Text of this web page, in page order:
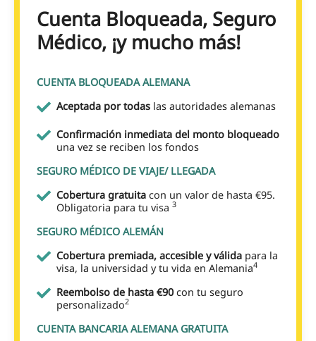
Cuenta Bloqueada, Seguro
Médico, ¡y mucho más!
CUENTA BLOQUEADA ALEMANA
Aceptada por todas las autoridades alemanas
Confirmación inmediata del monto bloqueado
una vez se reciben los fondos
SEGURO MÉDICO DE VIAJE/ LLEGADA
Cobertura gratuita con un valor de hasta €95.
Obligatoria para tu visa 3
SEGURO MÉDICO ALEMÁN
Cobertura premiada, accesible y válida para la
visa, la universidad y tu vida en Alemania4
Reembolso de hasta €90con tu seguro
personalizado2
CUENTA BANCARIA ALEMANA GRATUITA